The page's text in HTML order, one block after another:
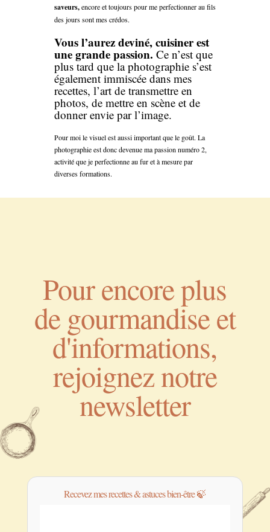
saveurs,encore et toujours pour me perfectionner au fils
des jours sont mes crédos.
Vous l’aurez deviné, cuisiner est
une grande passion. Ce n’est que
plus tard que la photographie s’est
également immiscée dans mes
recettes, l’art de transmettre en
photos, de mettre en scène et de
donner envie par l’image.
Pour moi le visuel est aussi important que le goût. La
photographie est donc devenue ma passion numéro 2,
activité que je perfectionne au fur et à mesure par
diverses formations.
Pour encore plus
de gourmandise et
d'informations,
rejoignez notre
newsletter
Recevez mes recettes & astuces bien-être 🍃